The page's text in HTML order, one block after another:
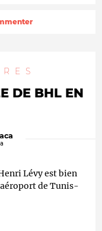
DE BHL EN
Lévy est bien
de Tunis-